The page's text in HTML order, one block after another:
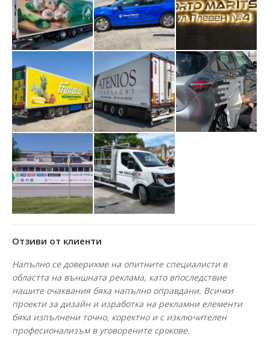
Отзиви от клиенти
Напълно се доверихме на опитните специалисти в
областта на външната реклама, като впоследствие
нашите очаквания бяха напълно оправдани. Всички
проекти за дизайн и изработка на рекламни елементи
бяха изпълнени точно, коректно и с изключителен
професионализъм в уговорените срокове.